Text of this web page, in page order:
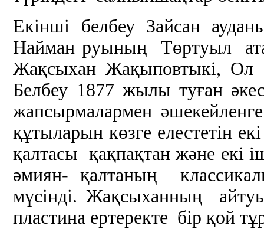
Екінші белбеу Зайсан
Найман руының Төртуыл
Жақсыхан Жақыповтыкі,
Белбеу 1877 жылы туған
жапсырмалармен
құтыларын көзге елестетін
қалтасы қақпақтан және
әмиян- қалтаның
мүсінді. Жақсыханның
пластина ертеректе бір қой